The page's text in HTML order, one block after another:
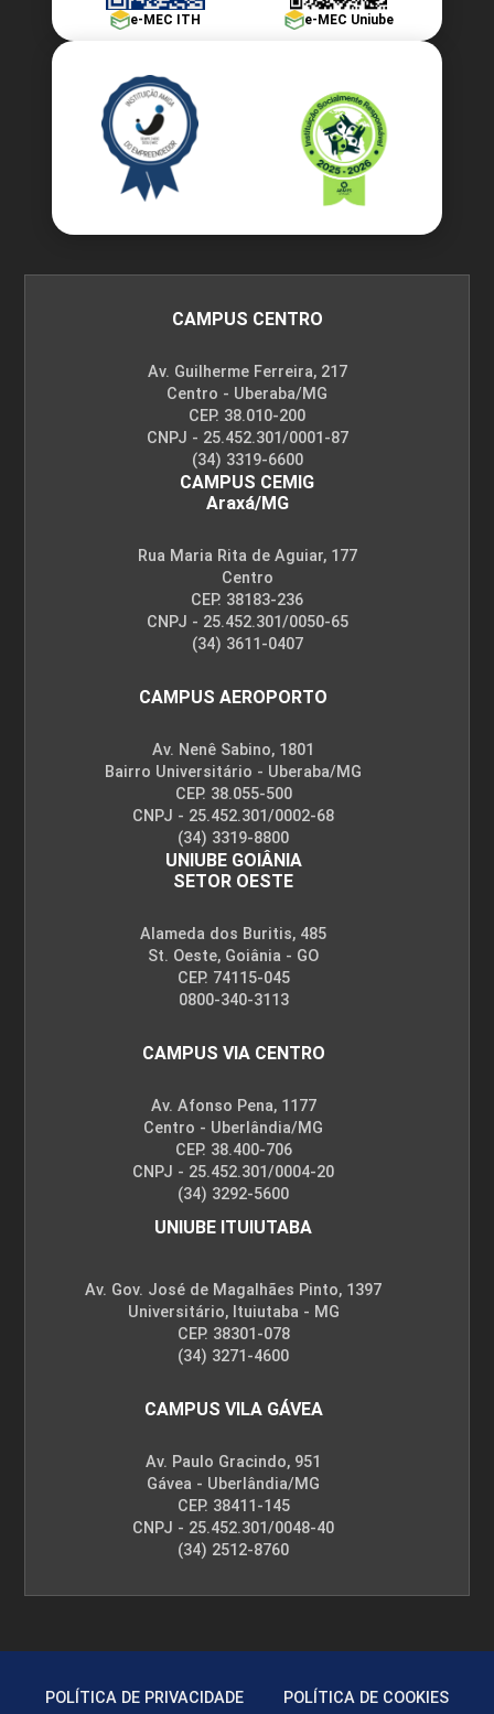
e-MEC ITH e-MEC Uniube
CAMPUS CENTRO
Av. Guilherme Ferreira, 217
Centro - Uberaba/MG
CEP. 38.010-200
CNPJ - 25.452.301/0001-87
(34) 3319-6600
CAMPUS CEMIG
Araxá/MG
Rua Maria Rita de Aguiar, 177
Centro
CEP. 38183-236
CNPJ - 25.452.301/0050-65
(34) 3611-0407
CAMPUS AEROPORTO
Av. Nenê Sabino, 1801
Bairro Universitário - Uberaba/MG
CEP. 38.055-500
CNPJ - 25.452.301/0002-68
(34) 3319-8800
UNIUBE GOIÂNIA
SETOR OESTE
Alameda dos Buritis, 485
St. Oeste, Goiânia - GO
CEP. 74115-045
0800-340-3113
CAMPUS VIA CENTRO
Av. Afonso Pena, 1177
Centro - Uberlândia/MG
CEP. 38.400-706
CNPJ - 25.452.301/0004-20
(34) 3292-5600
UNIUBE ITUIUTABA
Av. Gov. José de Magalhães Pinto, 1397
Universitário, Ituiutaba - MG
CEP. 38301-078
(34) 3271-4600
CAMPUS VILA GÁVEA
Av. Paulo Gracindo, 951
Gávea - Uberlândia/MG
CEP. 38411-145
CNPJ - 25.452.301/0048-40
(34) 2512-8760
POLÍTICA DE PRIVACIDADE POLÍTICA DE COOKIES